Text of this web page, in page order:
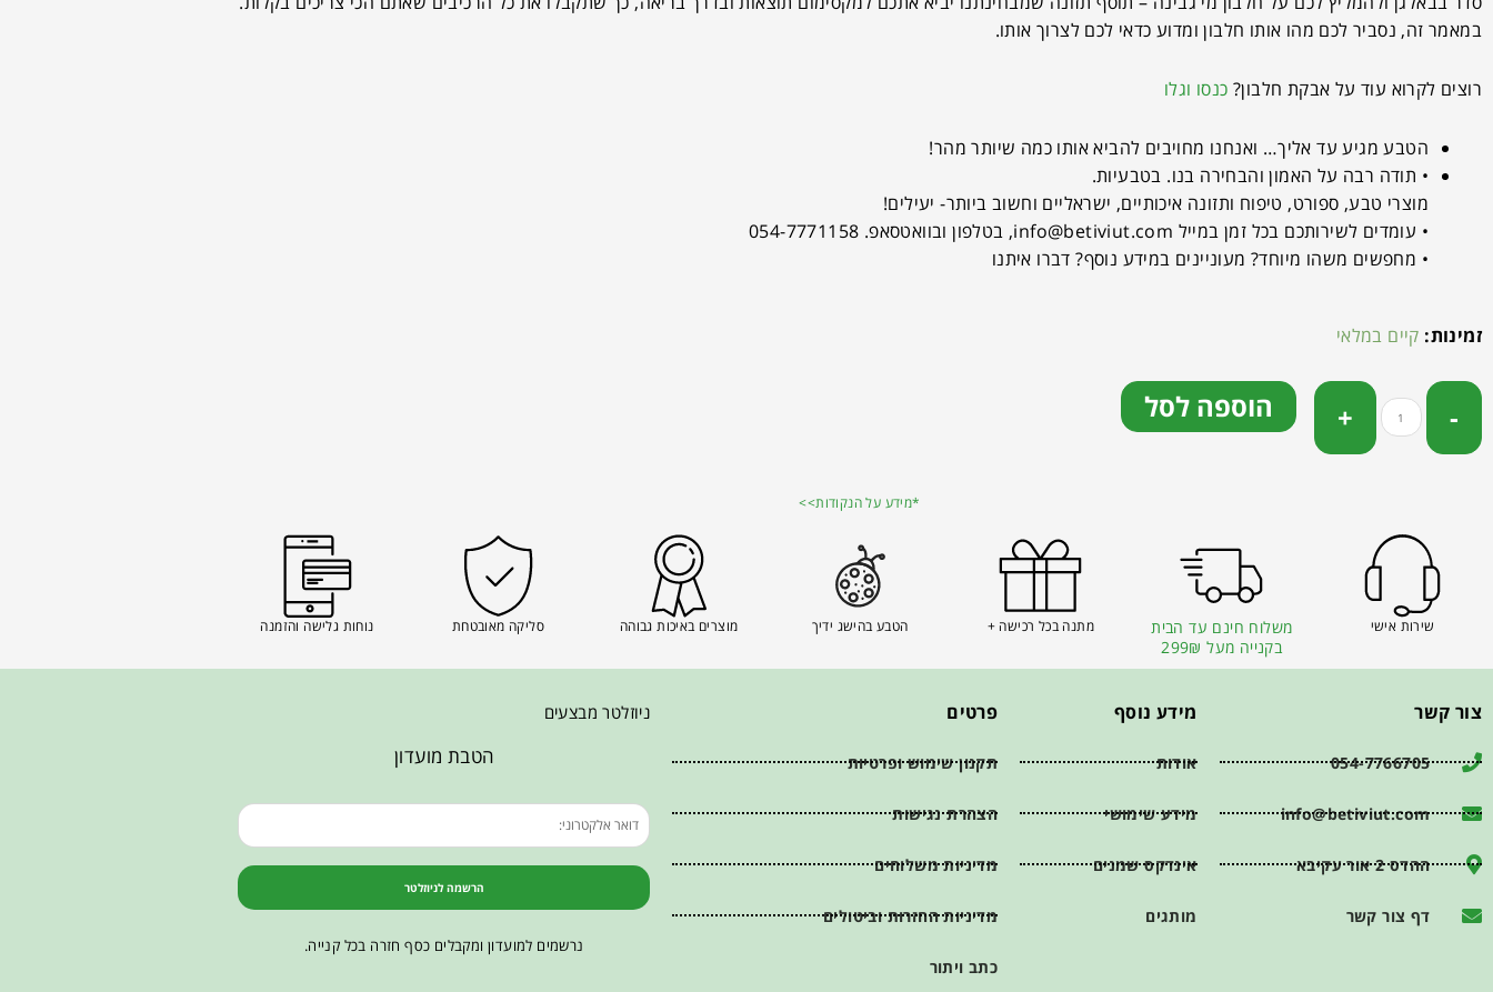
במאמר זה, נסביר לכם מהו אותו חלבון ומדוע כדאי לכם לצרוך אותו.
רוצים לקרוא עוד על אבקת חלבון? כנסו וגלו
הטבע מגיע עד אליך… ואנחנו מחויבים להביא אותו כמה שיותר מהר!
• תודה רבה על האמון והבחירה בנו. בטבעיות.
מוצרי טבע, ספורט, טיפוח ותזונה איכותיים, ישראליים וחשוב ביותר- יעילים!
• עומדים לשירותכם בכל זמן במייל info@betiviut.com, בטלפון ובוואטסאפ. 054-7771158
• מחפשים משהו מיוחד? מעוניינים במידע נוסף? דברו איתנו
זמינות: קיים במלאי
הוספה לסל
*מידע על הנקודות>>
שירות אישי
משלוח חינם עד הבית
בקנייה מעל 299₪
מתנה בכל רכישה + הטבע בהישג ידיך מוצרים באיכות גבוהה סליקה מאובטחת נוחות גלישה והזמנה
צור קשר
054-7766705
info@betiviut.com
ההדס 2 אור עקיבא
דף צור קשר
מידע נוסף
אודות
מידע שימושי
אינדקס שמנים
מותגים
פרטים
תקנון שימוש ופרטיות
הצהרת נגישות
מדיניות משלוחים
מדיניות החזרות וביטולים
כתב ויתור
ניוזלטר מבצעים
הטבת מועדון
הרשמה לניוזלטר
נרשמים למועדון ומקבלים כסף חזרה בכל קנייה.